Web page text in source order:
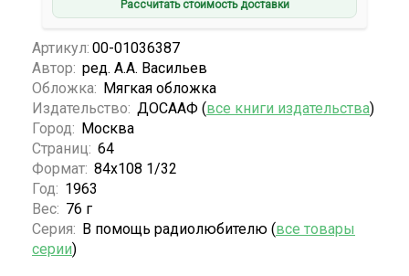
Рассчитать стоимость доставки
Артикул: 00-01036387
Автор: ред. А.А. Васильев
Обложка: Мягкая обложка
Издательство: ДОСААФ (все книги издательства)
Город: Москва
Страниц: 64
Формат: 84х108 1/32
Год: 1963
Вес: 76 г
Серия: В помощь радиолюбителю (все товары
серии)